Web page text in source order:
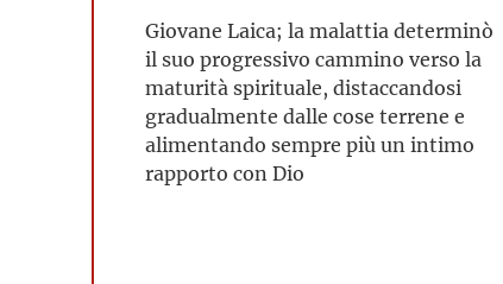
Giovane Laica; la malattia determinò
il suo progressivo cammino verso la
maturità spirituale, distaccandosi
gradualmente dalle cose terrene e
alimentando sempre più un intimo
rapporto con Dio